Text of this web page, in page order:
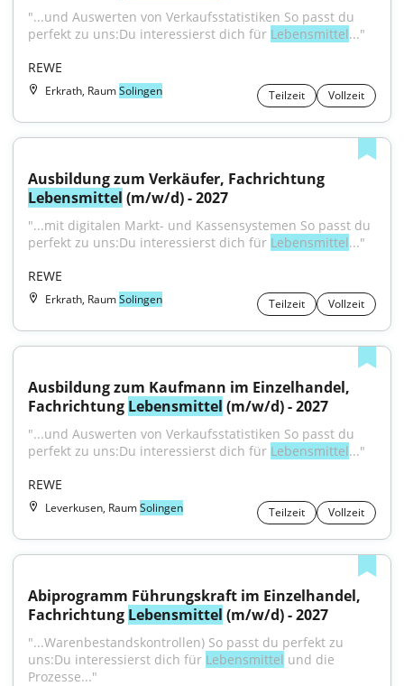
"...und Auswerten von Verkaufsstatistiken So passt du
perfekt zu uns:Du interessierst dich für Lebensmittel..."
REWE
Erkrath, RaumSolingen Teilzeit Vollzeit
Lebensmittel (m/w/d) - 2027
"...mit digitalen Markt- und Kassensystemen So passt du
perfekt zu uns:Du interessierst dich für Lebensmittel..."
REWE
Erkrath, RaumSolingen Teilzeit Vollzeit
Ausbildung zum Kaufmann im Einzelhandel,
Fachrichtung Lebensmittel (m/w/d) - 2027
"...und Auswerten von Verkaufsstatistiken So passt du
perfekt zu uns:Du interessierst dich für Lebensmittel..."
REWE
Leverkusen, RaumSolingen Teilzeit Vollzeit
Abiprogramm Führungskraft im Einzelhandel,
Fachrichtung Lebensmittel (m/w/d) - 2027
"...Warenbestandskontrollen) So passt du perfekt zu
uns:Du interessierst dich für Lebensmittel und die
Prozesse..."